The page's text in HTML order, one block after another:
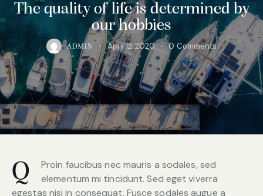
The quality of life is determined by
our hobbies
ADMIN April 12, 2020 0 Comments
Q
Proin faucibus nec mauris a sodales, sed
elementum mi tincidunt. Sed eget viverra
egestas nisi in consequat. Fusce sodales augue a